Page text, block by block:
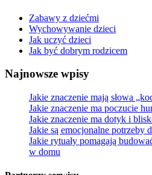
Zabawy z dziećmi
Wychowywanie dzieci
Jak uczyć dzieci
Jak być dobrym rodzicem
Najnowsze wpisy
Jakie znaczenie mają słowa
Jakie znaczenie ma poczucie
Jakie znaczenie ma dotyk i
Jakie są emocjonalne potrzeby
Jakie rytuały pomagają
w domu